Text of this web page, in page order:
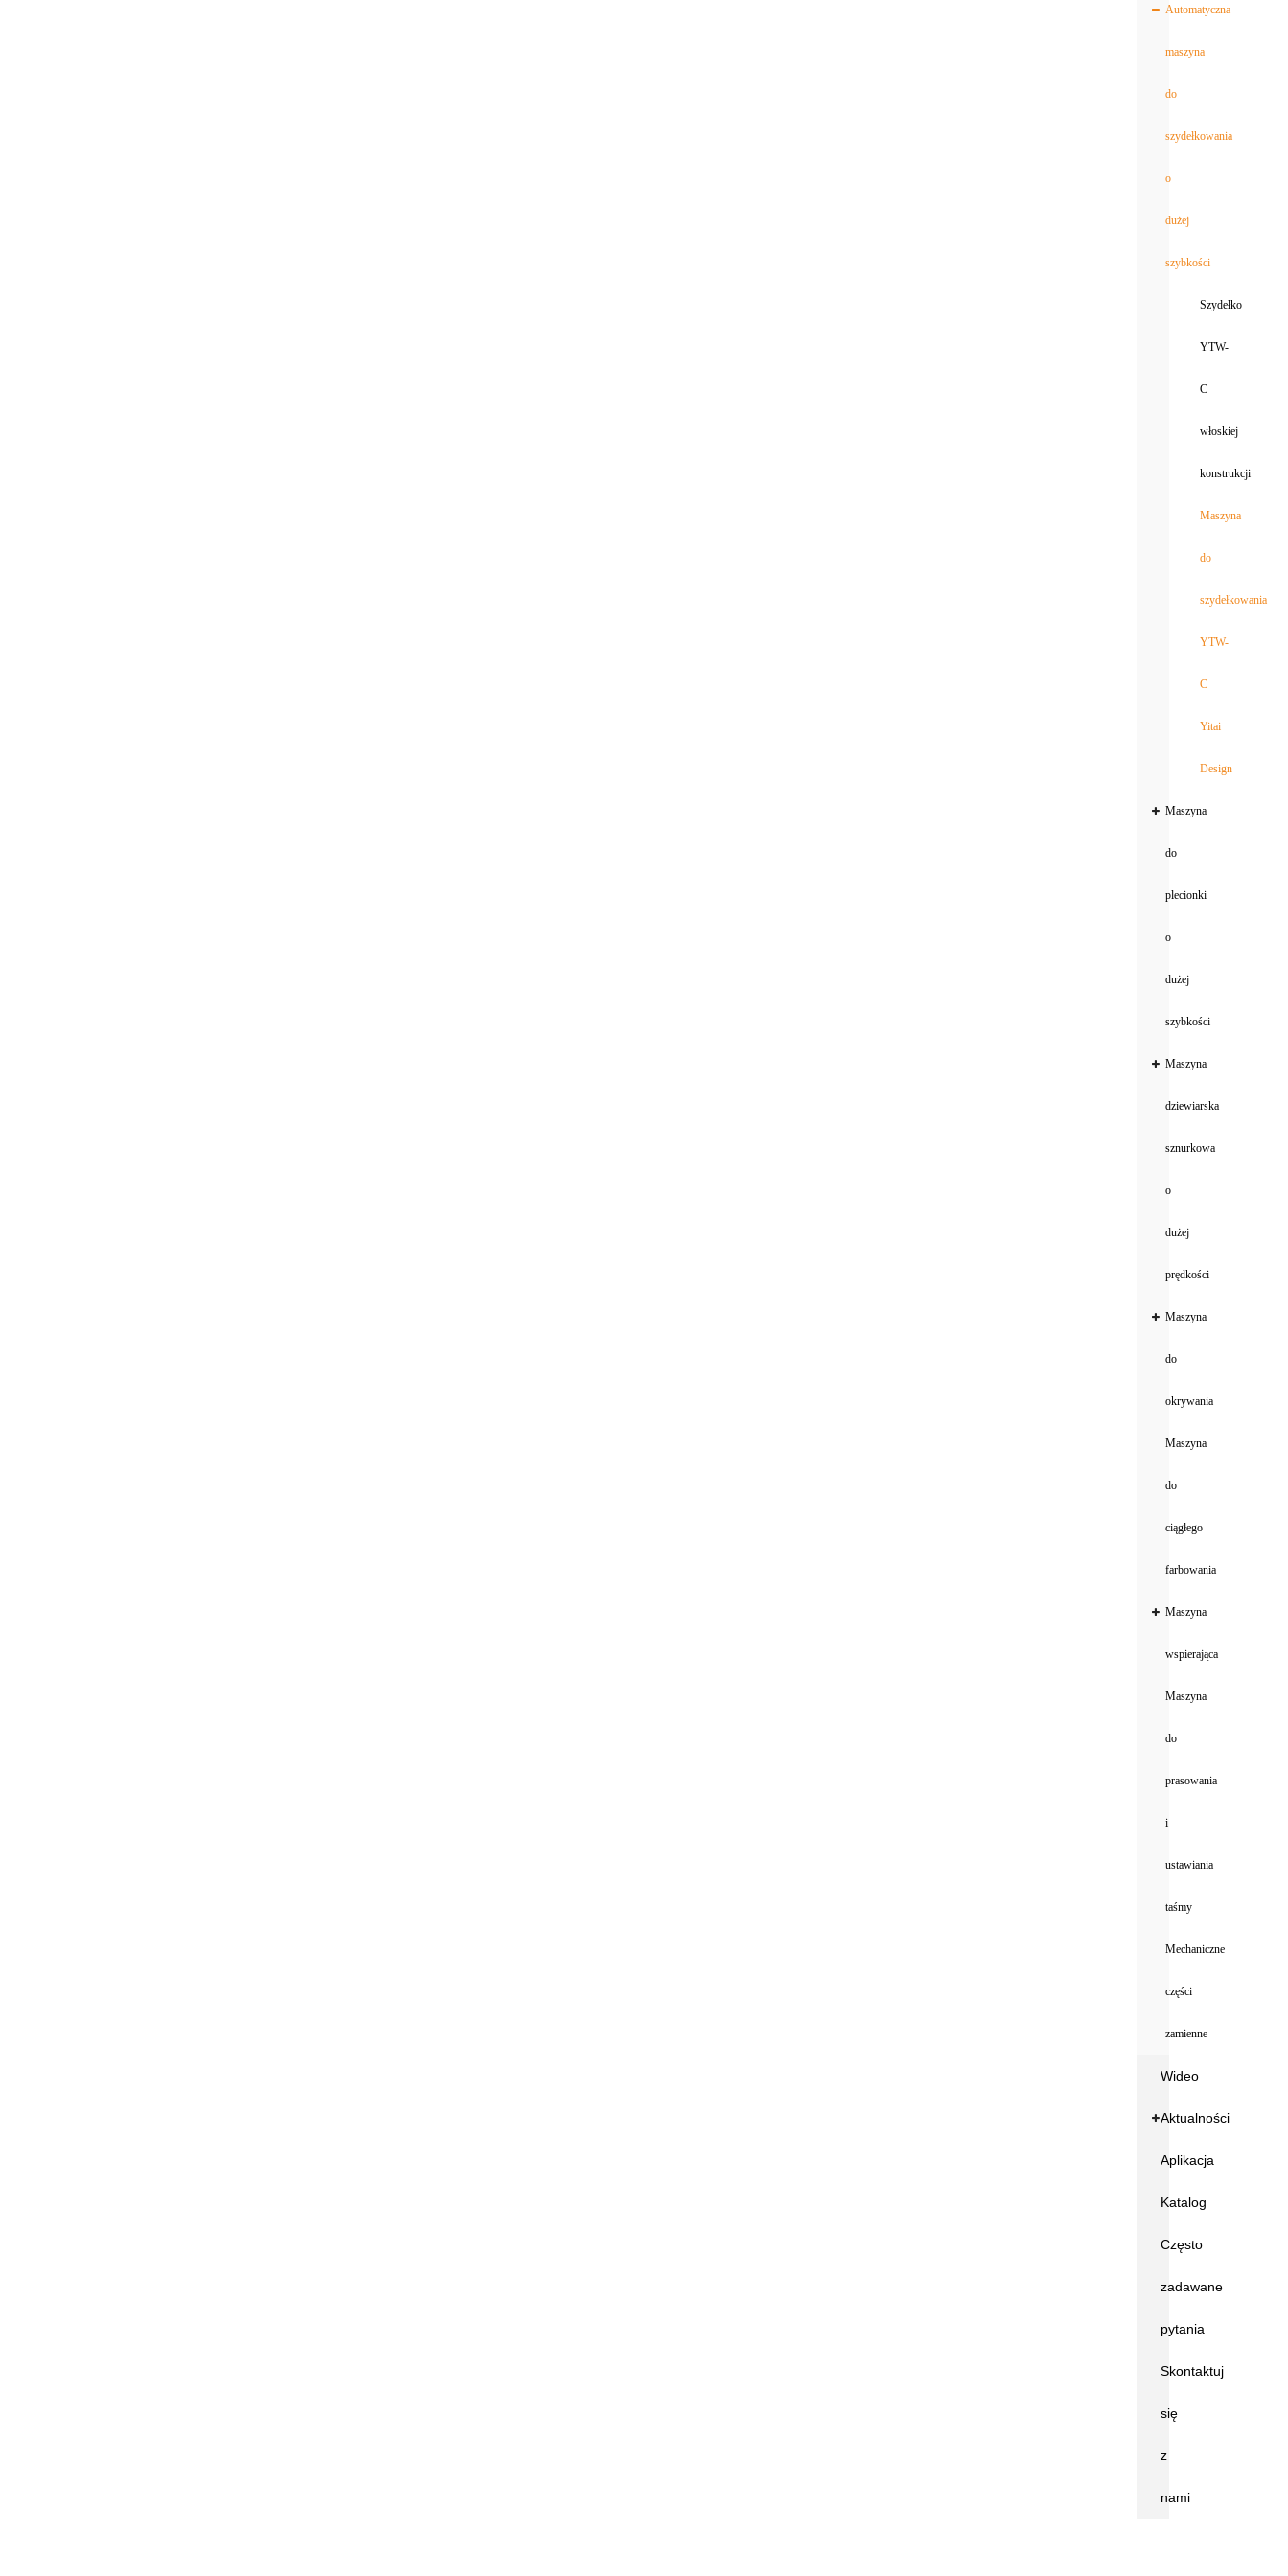
Automatyczna
maszyna
do
szydełkowania
o
dużej
szybkości
Szydełko
YTW-
C
włoskiej
konstrukcji
Maszyna
do
szydełkowania
YTW-
C
Yitai
Design
Maszyna
do
plecionki
o
dużej
szybkości
Maszyna
dziewiarska
sznurkowa
o
dużej
prędkości
Maszyna
do
okrywania
Maszyna
do
ciągłego
farbowania
Maszyna
wspierająca
Maszyna
do
prasowania
i
ustawiania
taśmy
Mechaniczne
części
zamienne
Wideo
Aktualności
Aplikacja
Katalog
Często
zadawane
pytania
Skontaktuj
się
z
nami